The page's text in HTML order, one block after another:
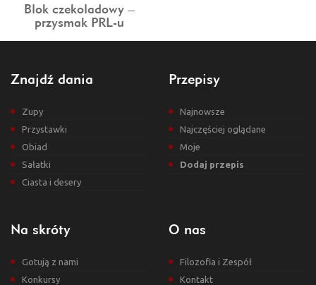
Blok czekoladowy –
przysmak PRL-u
Znajdź dania
Zupy
Przystawki
Obiad
Sałatki
Ciasta i desery
Przepisy
Najnowsze
Najczęściej oglądane
Moje
Dodaj przepis
Na skróty
Gotują z nami
Konkursy
O nas
Filozofia i Zespół
Kontakt